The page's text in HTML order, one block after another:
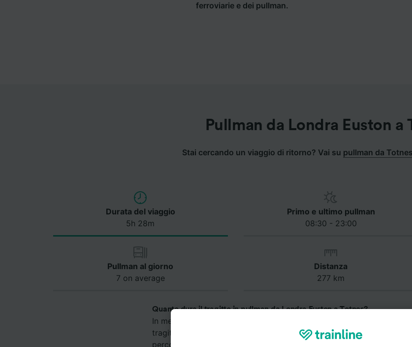
ferroviarie e dei pullman.
Pullman da Londra Euston a
Stai cercando un viaggio di ritorno? Vai su pullman da
Durata del viaggio
5h 28m
Primo e ultimo pullman
08:30 - 23:00
Pullman al giorno
7 on average
Distanza
277 km
Quanto dura il tragitto in pullman da Londra Euston a Totnes?
In media, il pullman impiega circa 6 ore e 5 minuti per andare da
tragitto più veloce in pullman da Londra Euston a Totnes è di 5 ore
percorrenza può variare in base alle condizioni del traffico lungo il